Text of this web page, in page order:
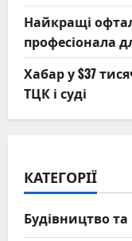
Найкращі
професіонала
Хабар у $37
ТЦК і суді
КАТЕГОРІЇ
Будівництво